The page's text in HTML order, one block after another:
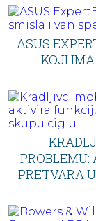
ASUS
KOJI
PRETVARA